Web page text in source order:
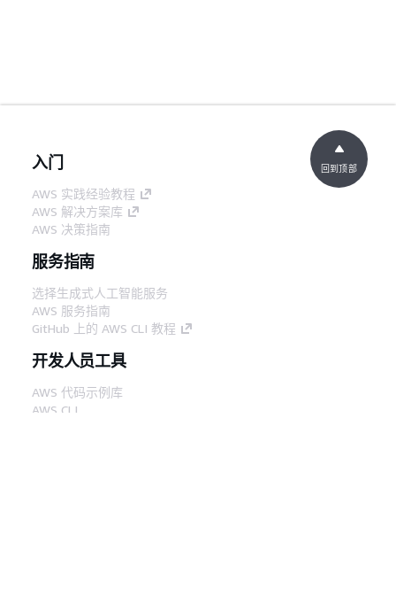
入门
AWS 实践经验教程
AWS 解决方案库
AWS 决策指南
服务指南
选择生成式人工智能服务
AWS 服务指南
GitHub 上的 AWS CLI 教程
开发人员工具
AWS 代码示例库
AWS CLI
回到顶部